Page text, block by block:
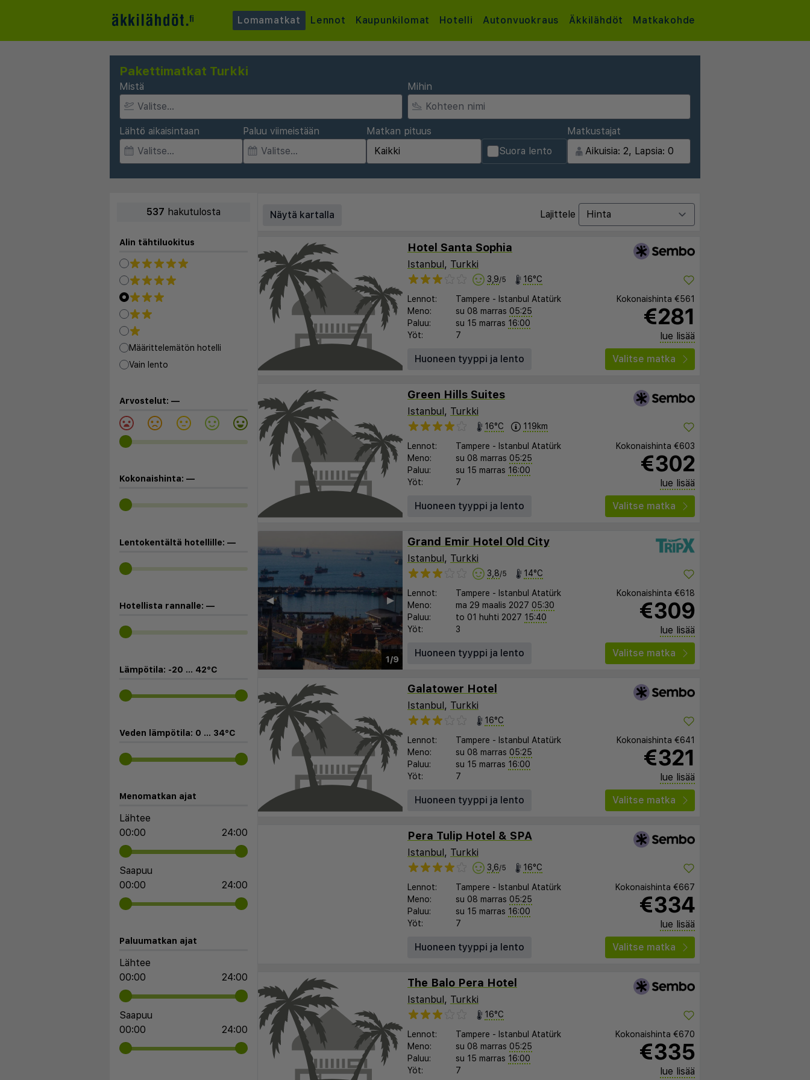
Lomamatkat Lennot Kaupunkilomat Hotelli Autonvuokraus Äkkilähdöt Matkakohde
Pakettimatkat Turkki
Mistä Mihin
Lähtö aikaisintaan Paluu viimeistään
Matkan pituus
Suora lento
Matkustajat
537 hakutulosta
Alin tähtiluokitus
Määrittelemätön hotelli
Vain lento
Arvostelut: —
Kokonaishinta: —
Lentokentältä hotellille: —
Hotellista rannalle: —
Lämpötila: -20 ... 42°C
Veden lämpötila: 0 ... 34°C
Menomatkan ajat
Lähtee
00:00
24:00
Saapuu
00:00
24:00
Paluumatkan ajat
Lähtee
00:00
24:00
Saapuu
00:00
24:00
Näytä kartalla Lajittele
Hotel Santa Sophia
Istanbul, Turkki
3,9/5 16°C
Lennot: Tampere - Istanbul Atatürk
Meno:
su 08 marras 05:25
Paluu:
su 15 marras 16:00
Yöt:
7
Kokonaishinta €561
€281
lue lisää
Huoneen tyyppi ja lento
Valitse matka
Green Hills Suites
Istanbul, Turkki
16°C 119km
Lennot: Tampere - Istanbul Atatürk
Meno:
su 08 marras 05:25
Paluu:
su 15 marras 16:00
Yöt:
7
Kokonaishinta €603
€302
lue lisää
Huoneen tyyppi ja lento
Valitse matka
1/9
▶︎
◀︎
Grand Emir Hotel Old City
Istanbul, Turkki
3,8/5 14°C
Lennot: Tampere - Istanbul Atatürk
Meno:
ma 29 maalis 2027 05:30
Paluu:
to 01 huhti 2027 15:40
Yöt:
3
Kokonaishinta €618
€309
lue lisää
Huoneen tyyppi ja lento
Valitse matka
Galatower Hotel
Istanbul, Turkki
16°C
Lennot: Tampere - Istanbul Atatürk
Meno:
su 08 marras 05:25
Paluu:
su 15 marras 16:00
Yöt:
7
Kokonaishinta €641
€321
lue lisää
Huoneen tyyppi ja lento
Valitse matka
Pera Tulip Hotel & SPA
Istanbul, Turkki
3,6/5 16°C
Lennot: Tampere - Istanbul Atatürk
Meno:
su 08 marras 05:25
Paluu:
su 15 marras 16:00
Yöt:
7
Kokonaishinta €667
€334
lue lisää
Huoneen tyyppi ja lento
Valitse matka
The Balo Pera Hotel
Istanbul, Turkki
16°C
Lennot: Tampere - Istanbul Atatürk
Meno:
su 08 marras 05:25
Paluu:
su 15 marras 16:00
Yöt:
7
Kokonaishinta €670
€335
lue lisää